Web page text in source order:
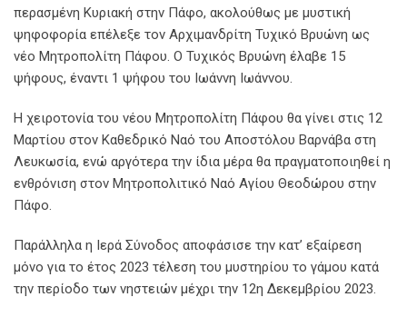
περασμένη Κυριακή στην Πάφο, ακολούθως με μυστική
ψηφοφορία επέλεξε τον Αρχιμανδρίτη Τυχικό Βρυώνη ως
νέο Μητροπολίτη Πάφου. Ο Τυχικός Βρυώνη έλαβε 15
ψήφους, έναντι 1 ψήφου του Ιωάννη Ιωάννου.
Η χειροτονία του νέου Μητροπολίτη Πάφου θα γίνει στις 12
Μαρτίου στον Καθεδρικό Ναό του Αποστόλου Βαρνάβα στη
Λευκωσία, ενώ αργότερα την ίδια μέρα θα πραγματοποιηθεί η
ενθρόνιση στον Μητροπολιτικό Ναό Αγίου Θεοδώρου στην
Πάφο.
Παράλληλα η Ιερά Σύνοδος αποφάσισε την κατ’ εξαίρεση
μόνο για το έτος 2023 τέλεση του μυστηρίου το γάμου κατά
την περίοδο των νηστειών μέχρι την 12η Δεκεμβρίου 2023.